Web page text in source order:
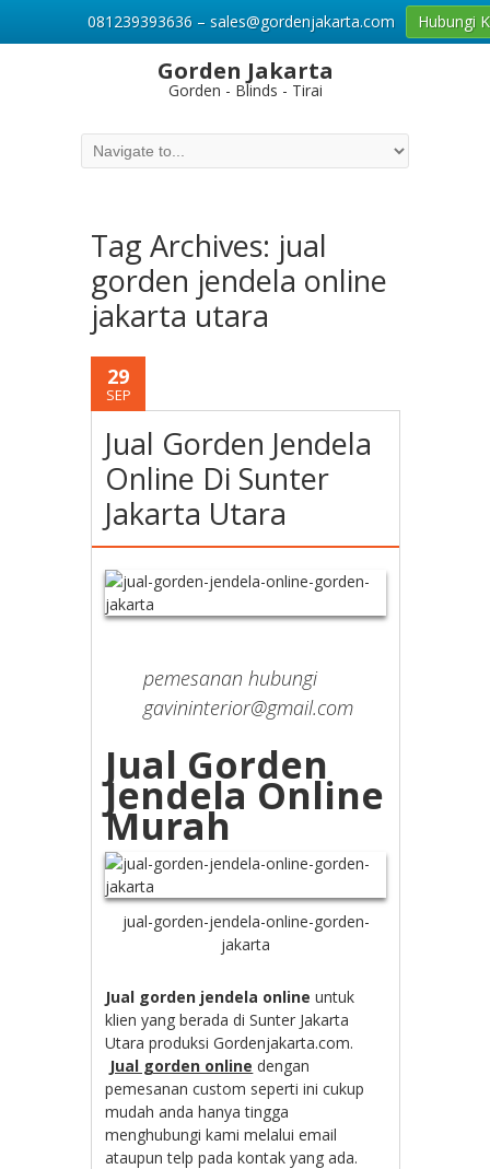
Gorden Jakarta
Gorden - Blinds - Tirai
Tag Archives: jual
gorden jendela online
jakarta utara
29
SEP
Jual Gorden Jendela
Online Di Sunter
Jakarta Utara
pemesanan hubungi
gavininterior@gmail.com
Jual Gorden
Jendela Online
Murah
jual-gorden-jendela-online-gorden-
jakarta
Jual gorden jendela online untuk
klien yang berada di Sunter Jakarta
Utara produksi Gordenjakarta.com.
Jual gorden online dengan
pemesanan custom seperti ini cukup
mudah anda hanya tingga
menghubungi kami melalui email
ataupun telp pada kontak yang ada.
081239393636 – sales@gordenjakarta.com Hubungi